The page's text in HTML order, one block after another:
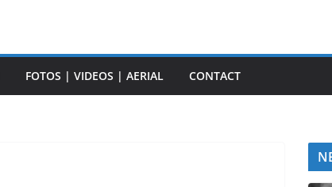
FOTOS | VIDEOS | AERIAL CONTACT